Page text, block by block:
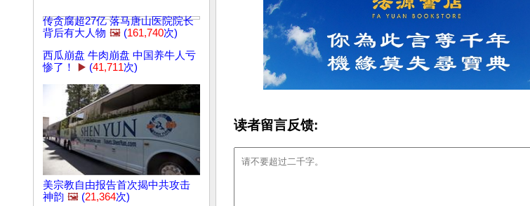
传贪腐超27亿 落马唐山医院院长
背后有大人物 🖼️ (161,740次)
西瓜崩盘 牛肉崩盘 中国养牛人亏
惨了！
▶️ (41,711次)
美宗教自由报告首次揭中共攻击
神韵 🖼️ (21,364次)
读者留言反馈: